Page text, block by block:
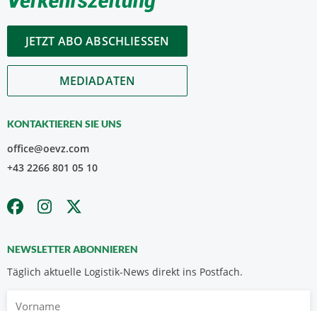
JETZT ABO ABSCHLIESSEN
MEDIADATEN
KONTAKTIEREN SIE UNS
office@oevz.com
+43 2266 801 05 10
NEWSLETTER ABONNIEREN
Täglich aktuelle Logistik-News direkt ins Postfach.
Vorname